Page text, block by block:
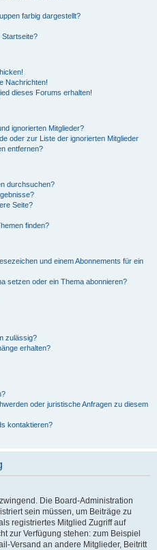
farbig dargestellt?
Startseite?
Nachrichten!
dieses Forums erhalten!
ignorierten Mitglieder?
oder zur Liste der ignorierten Mitglieder
entfernen?
durchsuchen?
Seite?
finden?
und einem Abonnements für ein
setzen oder ein Thema abonnieren?
zulässig?
erhalten?
oder juristische Anfragen zu diesem
kontaktieren?
Die Board-Administration
sein müssen, um Beiträge zu
registriertes Mitglied Zugriff auf
zur Verfügung stehen: zum Beispiel
Versand an andere Mitglieder, Beitritt